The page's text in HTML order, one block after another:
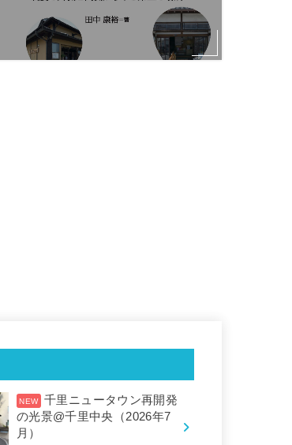
千里ニュータウン再開発
の光景@千里中央（2026年7
月）